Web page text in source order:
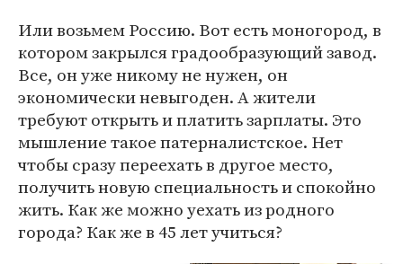
Или возьмем Россию. Вот есть моногород, в
котором закрылся градообразующий завод.
Все, он уже никому не нужен, он
экономически невыгоден. А жители
требуют открыть и платить зарплаты. Это
мышление такое патерналистское. Нет
чтобы сразу переехать в другое место,
получить новую специальность и спокойно
жить. Как же можно уехать из родного
города? Как же в 45 лет учиться?